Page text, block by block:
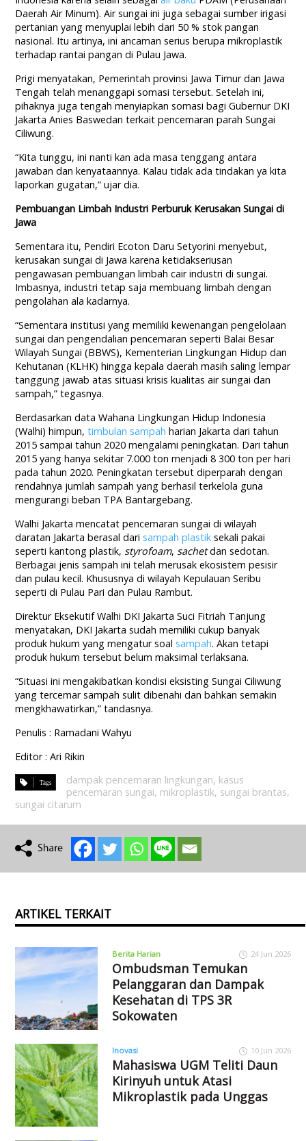
Daerah Air Minum). Air sungai ini juga sebagai sumber irigasi
pertanian yang menyuplai lebih dari 50 % stok pangan
nasional. Itu artinya, ini ancaman serius berupa mikroplastik
terhadap rantai pangan di Pulau Jawa.
Prigi menyatakan, Pemerintah provinsi Jawa Timur dan Jawa
Tengah telah menanggapi somasi tersebut. Setelah ini,
pihaknya juga tengah menyiapkan somasi bagi Gubernur DKI
Jakarta Anies Baswedan terkait pencemaran parah Sungai
Ciliwung.
“Kita tunggu, ini nanti kan ada masa tenggang antara
jawaban dan kenyataannya. Kalau tidak ada tindakan ya kita
laporkan gugatan,” ujar dia.
Pembuangan Limbah Industri Perburuk Kerusakan Sungai di
Jawa
Sementara itu, Pendiri Ecoton Daru Setyorini menyebut,
kerusakan sungai di Jawa karena ketidakseriusan
pengawasan pembuangan limbah cair industri di sungai.
Imbasnya, industri tetap saja membuang limbah dengan
pengolahan ala kadarnya.
“Sementara institusi yang memiliki kewenangan pengelolaan
sungai dan pengendalian pencemaran seperti Balai Besar
Wilayah Sungai (BBWS), Kementerian Lingkungan Hidup dan
Kehutanan (KLHK) hingga kepala daerah masih saling lempar
tanggung jawab atas situasi krisis kualitas air sungai dan
sampah,” tegasnya.
Berdasarkan data Wahana Lingkungan Hidup Indonesia
(Walhi) himpun,timbulan sampah harian Jakarta dari tahun
2015 sampai tahun 2020 mengalami peningkatan. Dari tahun
2015 yang hanya sekitar 7.000 ton menjadi 8 300 ton per hari
pada tahun 2020. Peningkatan tersebut diperparah dengan
rendahnya jumlah sampah yang berhasil terkelola guna
mengurangi beban TPA Bantargebang.
Walhi Jakarta mencatat pencemaran sungai di wilayah
daratan Jakarta berasal dari sampah plastik sekali pakai
seperti kantong plastik, styrofoam, sachetdan sedotan.
Berbagai jenis sampah ini telah merusak ekosistem pesisir
dan pulau kecil. Khususnya di wilayah Kepulauan Seribu
seperti di Pulau Pari dan Pulau Rambut.
Direktur Eksekutif Walhi DKI Jakarta Suci Fitriah Tanjung
menyatakan, DKI Jakarta sudah memiliki cukup banyak
produk hukum yang mengatur soal sampah. Akan tetapi
produk hukum tersebut belum maksimal terlaksana.
“Situasi ini mengakibatkan kondisi eksisting Sungai Ciliwung
yang tercemar sampah sulit dibenahi dan bahkan semakin
mengkhawatirkan,” tandasnya.
Penulis : Ramadani Wahyu
Editor : Ari Rikin
dampak pencemaran lingkungan, kasus
pencemaran sungai, mikroplastik, sungai brantas,
sungai citarum
ARTIKEL TERKAIT
Berita Harian 24 Jun 2026
Ombudsman Temukan
Pelanggaran dan Dampak
Kesehatan di TPS 3R
Sokowaten
Inovasi 10 Jun 2026
Mahasiswa UGM Teliti Daun
Kirinyuh untuk Atasi
Mikroplastik pada Unggas